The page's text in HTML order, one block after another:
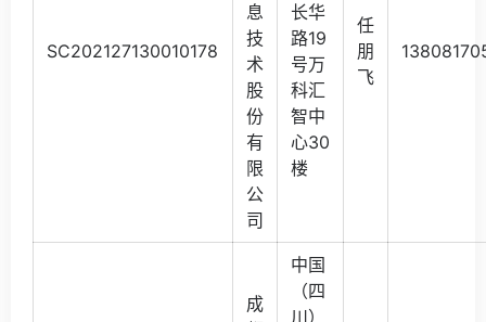
SC202127130010178
息
技
术
股
份
有
限
公
司
长华
路19
号万
科汇
智中
心30
楼
任
朋
飞
成
中国
（四
川）